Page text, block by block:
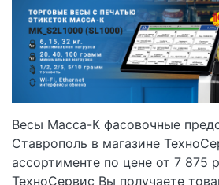
Весы Масса-К фасовочные
Ставрополь в магазине
ассортименте по цене от 7 875
ТехноСервис Вы получаете